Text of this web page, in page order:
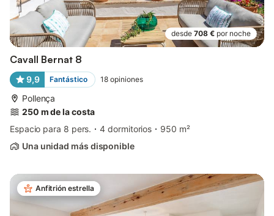
desde 708 € por noche
Cavall Bernat 8
9,9 Fantástico 18 opiniones
Pollença
250 m de la costa
Espacio para 8 pers.
4 dormitorios
950 m²
Una unidad más disponible
Anfitrión estrella